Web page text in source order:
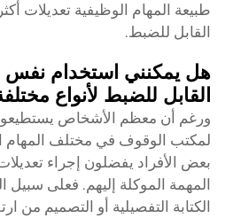
طبيعة المهام الوظيفية تعديلات
القابل للضبط.
هل يمكنني استخدام نفس
القابل للضبط لأنواع
ورغم أن معظم الأشخاص
لمكتب الوقوف في مختلف المهام
بعض الأفراد يفضلون إجراء
المهمة الموكلة إليهم. فعلى سبيل
الكتابة التفصيلية أو التصميم من